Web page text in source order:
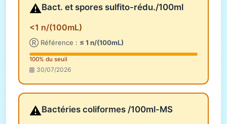
⚠️Bact. et spores sulfito-rédu./100ml
<1 n/(100mL)
Ⓡ Référence : ≤ 1 n/(100mL)
100% du seuil
30/07/2026
⚠️Bactéries coliformes /100ml-MS